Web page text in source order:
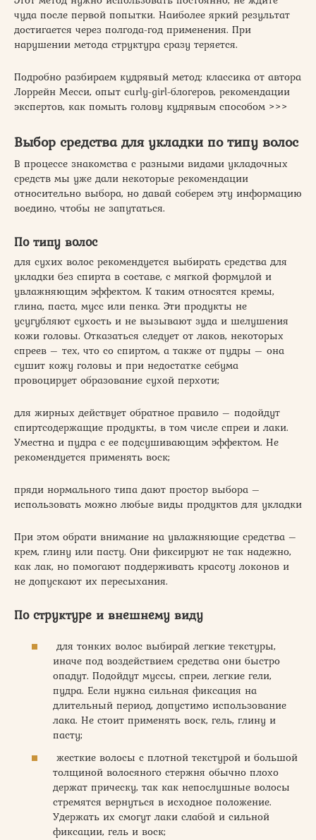
чуда после первой попытки. Наиболее яркий результат
достигается через полгода-год применения. При
нарушении метода структура сразу теряется.
Подробно разбираем кудрявый метод: классика от автора
Лоррейн Месси, опыт curly-girl-блогеров, рекомендации
экспертов, как помыть голову кудрявым способом >>>
Выбор средства для укладки по типу волос
В процессе знакомства с разными видами укладочных
средств мы уже дали некоторые рекомендации
относительно выбора, но давай соберем эту информацию
воедино, чтобы не запутаться.
По типу волос
для сухих волос рекомендуется выбирать средства для
укладки без спирта в составе, с мягкой формулой и
увлажняющим эффектом. К таким относятся кремы,
глина, паста, мусс или пенка. Эти продукты не
усугубляют сухость и не вызывают зуда и шелушения
кожи головы. Отказаться следует от лаков, некоторых
спреев – тех, что со спиртом, а также от пудры – она
сушит кожу головы и при недостатке себума
провоцирует образование сухой перхоти;
для жирных действует обратное правило – подойдут
спиртсодержащие продукты, в том числе спреи и лаки.
Уместна и пудра с ее подсушивающим эффектом. Не
рекомендуется применять воск;
пряди нормального типа дают простор выбора –
использовать можно любые виды продуктов для укладки
При этом обрати внимание на увлажняющие средства –
крем, глину или пасту. Они фиксируют не так надежно,
как лак, но помогают поддерживать красоту локонов и
не допускают их пересыхания.
По структуре и внешнему виду
для тонких волос выбирай легкие текстуры,
иначе под воздействием средства они быстро
опадут. Подойдут муссы, спреи, легкие гели,
пудра. Если нужна сильная фиксация на
длительный период, допустимо использование
лака. Не стоит применять воск, гель, глину и
пасту;
жесткие волосы с плотной текстурой и большой
толщиной волосяного стержня обычно плохо
держат прическу, так как непослушные волосы
стремятся вернуться в исходное положение.
Удержать их смогут лаки слабой и сильной
фиксации, гель и воск;